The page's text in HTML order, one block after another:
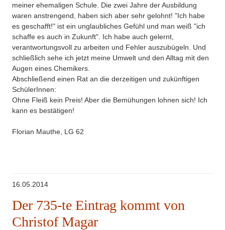
meiner ehemaligen Schule. Die zwei Jahre der Ausbildung
waren anstrengend, haben sich aber sehr gelohnt! "Ich habe
es geschafft!" ist ein unglaubliches Gefühl und man weiß "ich
schaffe es auch in Zukunft". Ich habe auch gelernt,
verantwortungsvoll zu arbeiten und Fehler auszubügeln. Und
schließlich sehe ich jetzt meine Umwelt und den Alltag mit den
Augen eines Chemikers.
Abschließend einen Rat an die derzeitigen und zukünftigen
SchülerInnen:
Ohne Fleiß kein Preis! Aber die Bemühungen lohnen sich! Ich
kann es bestätigen!
Florian Mauthe, LG 62
16.05.2014
Der 735-te Eintrag kommt von
Christof Magar